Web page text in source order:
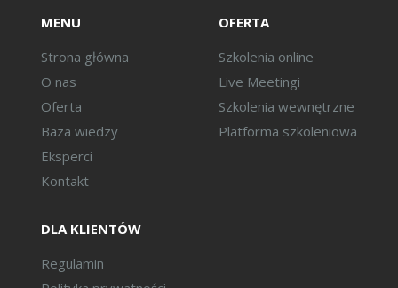
MENU
Strona główna
O nas
Oferta
Baza wiedzy
Eksperci
Kontakt
OFERTA
Szkolenia online
Live Meetingi
Szkolenia wewnętrzne
Platforma szkoleniowa
DLA KLIENTÓW
Regulamin